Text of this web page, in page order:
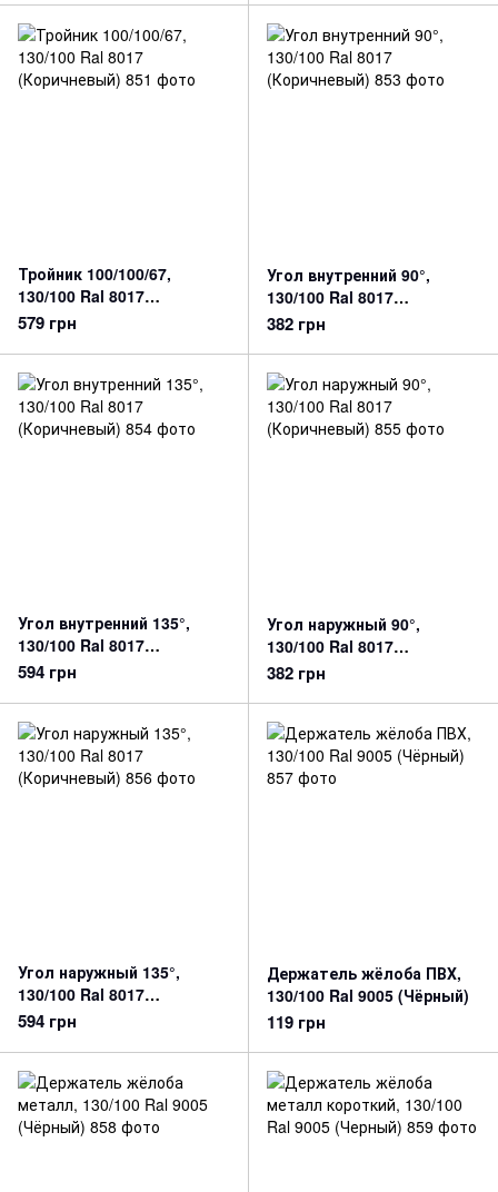
Тройник 100/100/67,
130/100 Ral 8017
(Коричневый)
579 грн
Угол внутренний 90°,
130/100 Ral 8017
(Коричневый)
382 грн
Угол внутренний 135°,
130/100 Ral 8017
(Коричневый)
594 грн
Угол наружный 90°,
130/100 Ral 8017
(Коричневый)
382 грн
Угол наружный 135°,
130/100 Ral 8017
(Коричневый)
594 грн
Держатель жёлоба ПВХ,
130/100 Ral 9005 (Чёрный)
119 грн